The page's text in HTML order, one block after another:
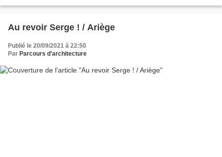
Au revoir Serge ! / Ariège
Publié le 20/09/2021 à 22:50
Par Parcours d'architecture